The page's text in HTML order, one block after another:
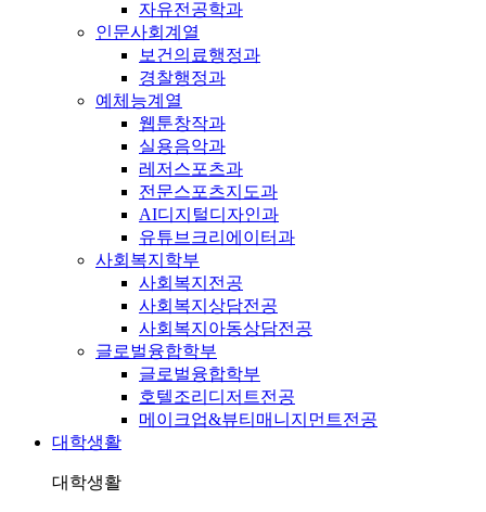
자유전공학과
인문사회계열
보건의료행정과
경찰행정과
예체능계열
웹툰창작과
실용음악과
레저스포츠과
전문스포츠지도과
AI디지털디자인과
유튜브크리에이터과
사회복지학부
사회복지전공
사회복지상담전공
사회복지아동상담전공
글로벌융합학부
글로벌융합학부
호텔조리디저트전공
메이크업&뷰티매니지먼트전공
대학생활
대학생활